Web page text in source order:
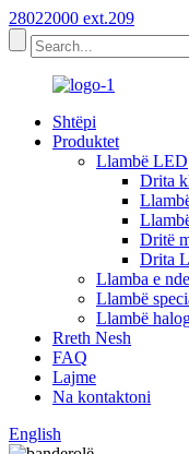
28022000 ext.209
Shtëpi
Produktet
Llambë LED
Drita
Dritë
Drita
Llamba e
Llambë
Llambë
Rreth Nesh
FAQ
Lajme
Na kontaktoni
English